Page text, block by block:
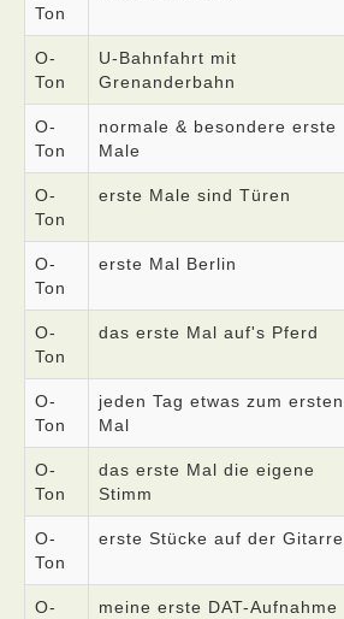
Ton
O-
Ton
U-Bahnfahrt mit
Grenanderbahn
O-
Ton
normale & besondere erste
Male
O-
Ton
erste Male sind Türen
O-
Ton
erste Mal Berlin
O-
Ton
das erste Mal auf's Pferd
O-
Ton
jeden Tag etwas zum ersten
Mal
O-
Ton
das erste Mal die eigene
Stimm
O-
Ton
erste Stücke auf der Gitarre
O- meine erste DAT-Aufnahme